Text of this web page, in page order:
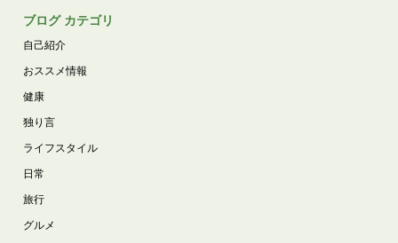
ブログ カテゴリ
自己紹介
おススメ情報
健康
独り言
ライフスタイル
日常
旅行
グルメ